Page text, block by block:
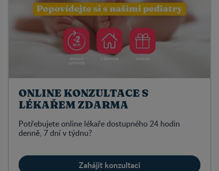
ONLINE KONZULTACE S
LÉKAŘEM ZDARMA
Potřebujete online lékaře dostupného 24 hodin
denně, 7 dní v týdnu?
Zahájit konzultaci